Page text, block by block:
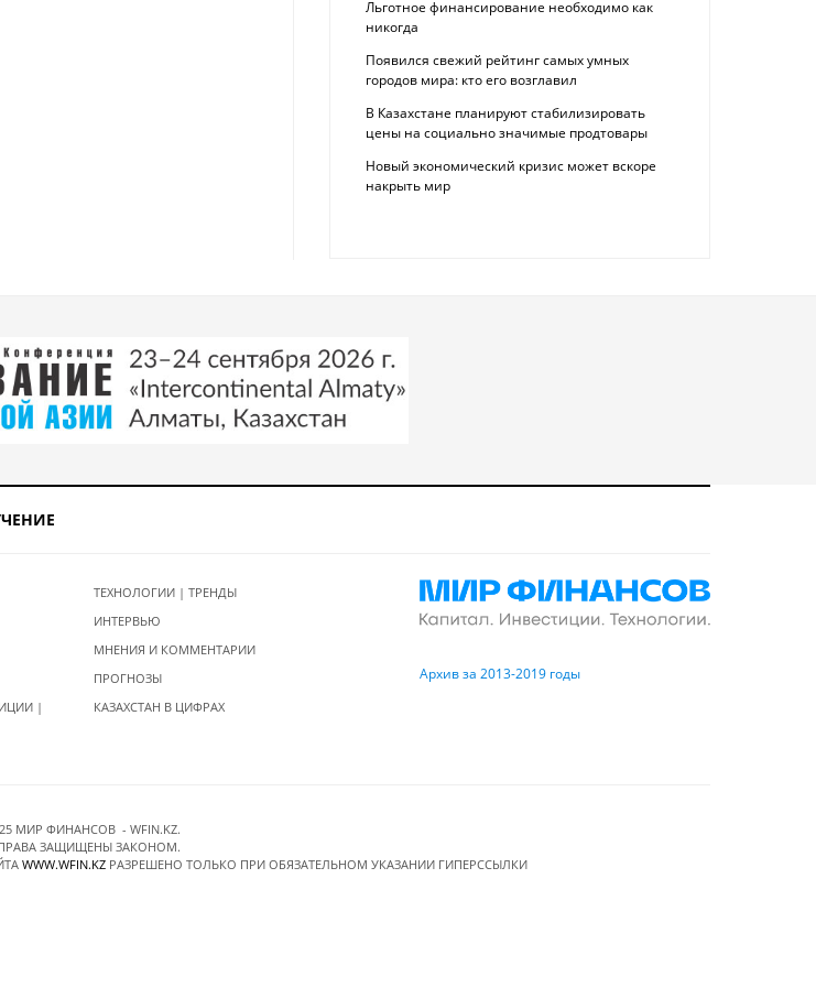
Льготное финансирование необходимо как
никогда
Появился свежий рейтинг самых умных
городов мира: кто его возглавил
В Казахстане планируют стабилизировать
цены на социально значимые продтовары
Новый экономический кризис может вскоре
накрыть мир
|
ТЕХНОЛОГИИ | ТРЕНДЫ
ИНТЕРВЬЮ
МНЕНИЯ И КОММЕНТАРИИ
ПРОГНОЗЫ
КАЗАХСТАН В ЦИФРАХ
Архив за 2013-2019 годы
МИР ФИНАНСОВ - WFIN.KZ.
ЗАЩИЩЕНЫ ЗАКОНОМ.
WWW.WFIN.KZ РАЗРЕШЕНО ТОЛЬКО ПРИ ОБЯЗАТЕЛЬНОМ УКАЗАНИИ ГИПЕРССЫЛКИ